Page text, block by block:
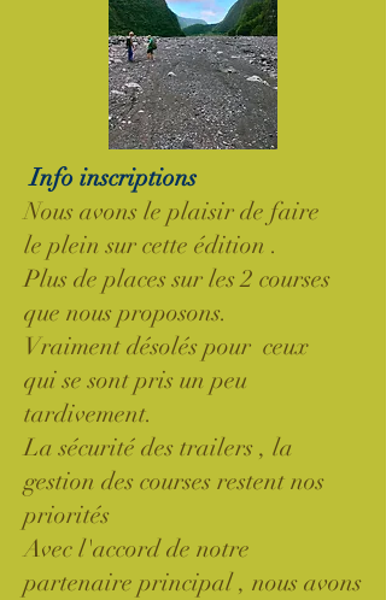
Info inscriptions
Nous avons le plaisir de faire
le plein sur cette édition .
Plus de places sur les 2 courses
que nous proposons.
Vraiment désolés pour ceux
qui se sont pris un peu
tardivement.
La sécurité des trailers , la
gestion des courses restent nos
priorités
Avec l'accord de notre
partenaire principal , nous avons